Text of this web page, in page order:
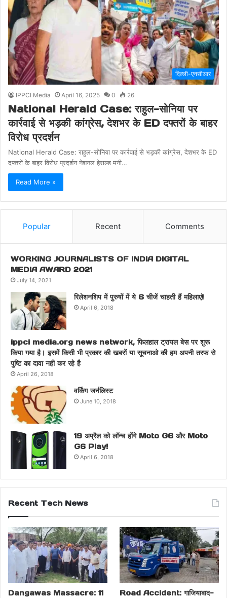
दिल्ली-एनसीआर
IPPCI Media April 16, 2025 0 26
National Herald Case: राहुल-सोनिया पर
कार्रवाई से भड़की कांग्रेस, देशभर के ED दफ्तरों के बाहर
विरोध प्रदर्शन
National Herald Case: राहुल-सोनिया पर कार्रवाई से भड़की कांग्रेस, देशभर के ED
दफ्तरों के बाहर विरोध प्रदर्शन नेशनल हेराल्ड मनी…
Read More »
Popular Recent Comments
WORKING JOURNALISTS OF INDIA DIGITAL
MEDIA AWARD 2021
July 14, 2021
रिलेशनशिप में पुरुषों में ये 6 चीजें चाहती हैं महिलाएं!
April 6, 2018
ippci media.org news network, फिलहाल ट्रायल बेस पर शुरू
किया गया है। इसमें किसी भी प्रकार की खबरों या सूचनाओ की हम अपनी तरफ से
पुष्टि का दावा नही कर रहे है
April 26, 2018
वर्किंग जर्नलिस्ट
June 10, 2018
19 अप्रैल को लॉन्च होंगे Moto G6 और Moto
G6 Play!
April 6, 2018
Recent Tech News
Dangawas Massacre: 11
Road Accident: गाजियाबाद-